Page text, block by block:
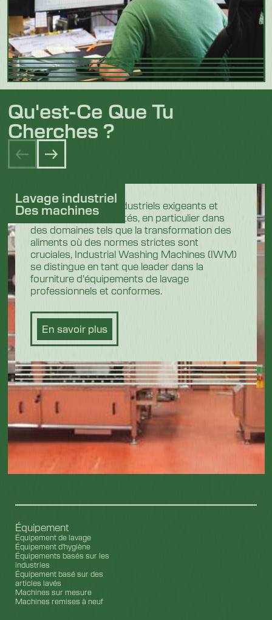
Qu'est-Ce Que Tu
Cherches ?
Dans les secteurs industriels exigeants et
hautement réglementés, en particulier dans
des domaines tels que la transformation des
aliments où des normes strictes sont
cruciales, Industrial Washing Machines (IWM)
se distingue en tant que leader dans la
fourniture d'équipements de lavage
professionnels et conformes.
En savoir plus
Lavage industriel
Des machines
Équipement
Équipement de lavage
Équipement d'hygiène
Équipements basés sur les
industries
Équipement basé sur des
articles lavés
Machines sur mesure
Machines remises à neuf